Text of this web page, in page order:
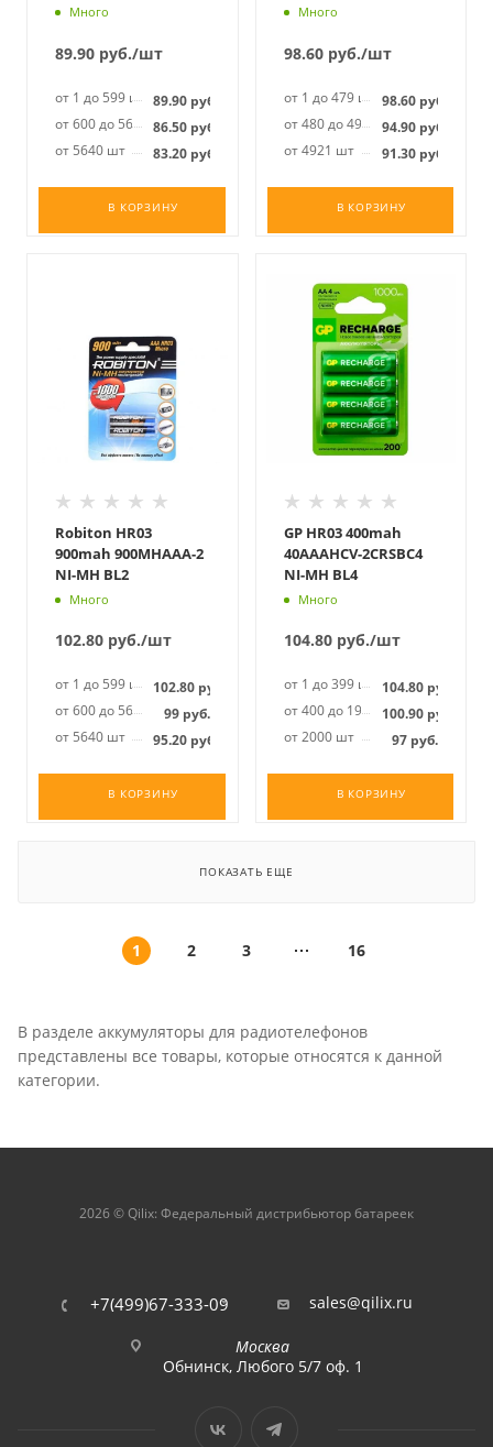
Много
89.90 руб./шт
от 1 до 599 шт 89.90 руб.
от 600 до 5639 шт86.50 руб.
от 5640 шт
83.20 руб.
В КОРЗИНУ
BL2Много
98.60руб./шт
от 1 до 479 шт 98.60руб.
от 480 до 4920 шт94.90руб.
от 4921 шт
91.30руб.
В КОРЗИНУ
Robiton HR03
900mah 900MHAAA-2
NI-MH BL2
Много
102.80 руб./шт
от 1 до 599 шт 102.80 руб.
от 600 до 5639 шт99руб.
от 5640 шт
95.20 руб.
В КОРЗИНУ
GP HR03 400mah
40AAAHCV-2CRSBC4
NI-MH BL4
Много
104.80руб./шт
от 1 до 399 шт 104.80руб.
от 400 до 1999 шт100.90руб.
от 2000 шт
97 руб.
В КОРЗИНУ
ПОКАЗАТЬ ЕЩЕ
1 2 3 16
В разделе аккумуляторы для радиотелефонов
представлены все товары, которые относятся к данной
категории.
2026 © Qilix: Федеральный дистрибьютор батареек
+7(499)67-333-09 sales@qilix.ru
Москва
Обнинск, Любого 5/7 оф. 1